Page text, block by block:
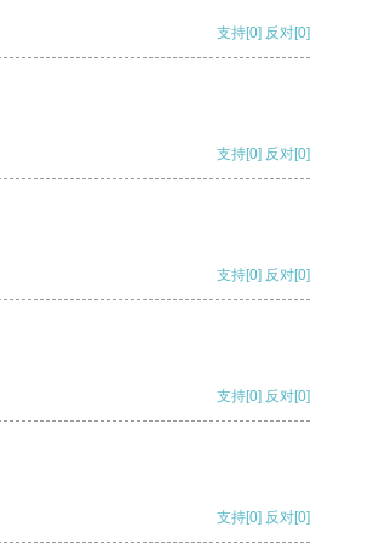
支持[0] 反对[0]
支持[0] 反对[0]
支持[0] 反对[0]
支持[0] 反对[0]
支持[0] 反对[0]